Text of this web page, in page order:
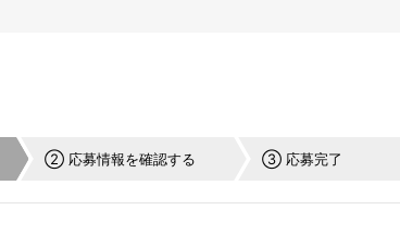
② 応募情報を確認する ③ 応募完了